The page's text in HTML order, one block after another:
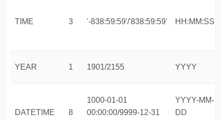
TIME 3 '-838:59:59'/'838:59:59' HH:MM:SS
YEAR 1 1901/2155 YYYY
DATETIME 8
1000-01-01
00:00:00/9999-12-31
YYYY-MM-
DD